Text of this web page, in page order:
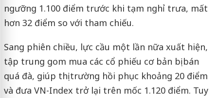
ngưỡng 1.100 điểm trước khi tạm nghỉ trưa, mất
hơn 32 điểm so với tham chiếu.
Sang phiên chiều, lực cầu một lần nữa xuất hiện,
tập trung gom mua các cổ phiếu cơ bản bị bán
quá đà, giúp thị trường hồi phục khoảng 20 điểm
và đưa VN-Index trở lại trên mốc 1.120 điểm. Tuy